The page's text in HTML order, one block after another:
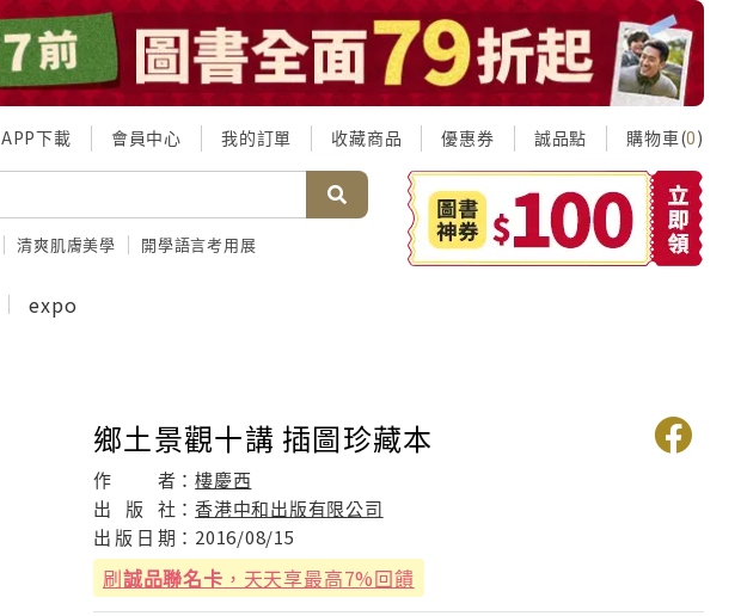
APP下載 會員中心 我的訂單 收藏商品 優惠券 誠品點 購物車(0)
清爽肌膚美學 開學語言考用展
expo
鄉土景觀十講 插圖珍藏本
作 者：樓慶西
出
版 社：香港中和出版有限公司
出 版 日 期： 2016/08/15
刷誠品聯名卡 ，天天享最高7%回饋